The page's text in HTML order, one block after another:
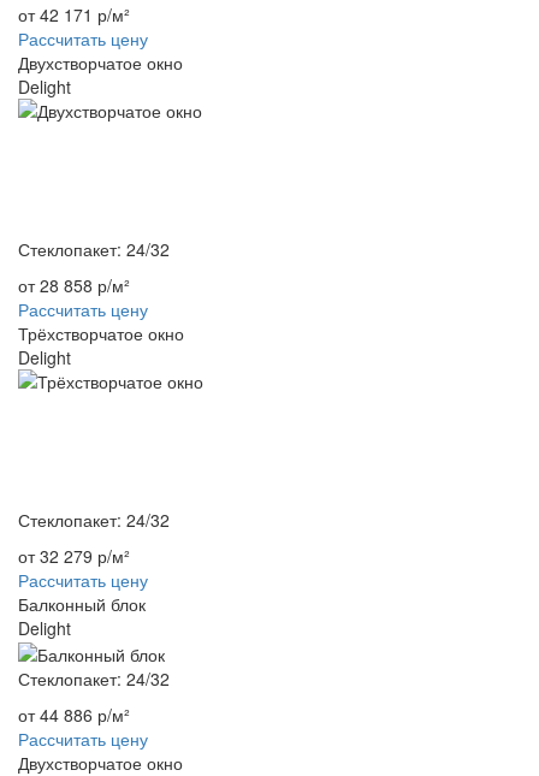
от 42 171 р/м²
Рассчитать цену
Двухстворчатое окно
Delight
Стеклопакет: 24/32
от 28 858 р/м²
Рассчитать цену
Трёхстворчатое окно
Delight
Стеклопакет: 24/32
от 32 279 р/м²
Рассчитать цену
Балконный блок
Delight
Стеклопакет: 24/32
от 44 886 р/м²
Рассчитать цену
Двухстворчатое окно